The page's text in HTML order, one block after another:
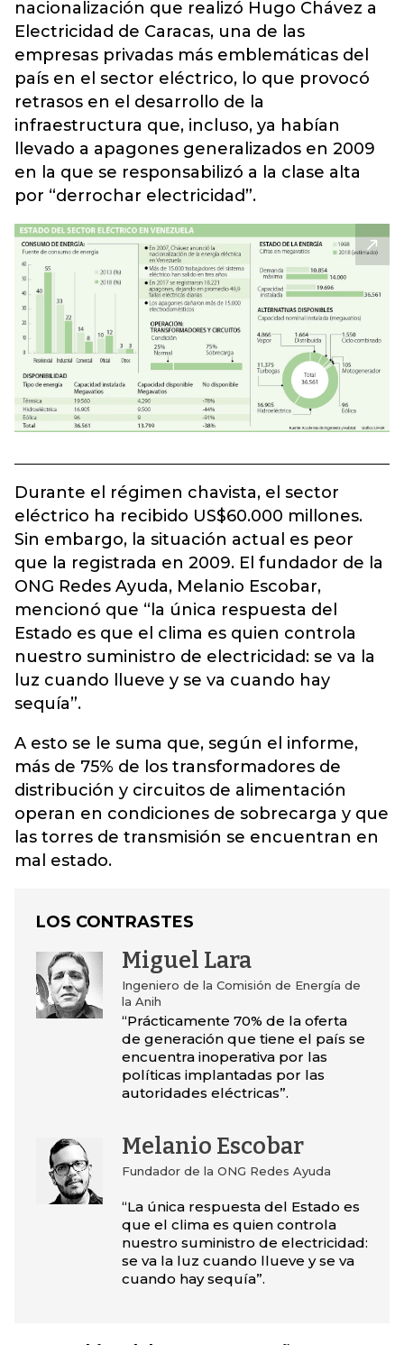
nacionalización que realizó Hugo Chávez a
Electricidad de Caracas, una de las
empresas privadas más emblemáticas del
país en el sector eléctrico, lo que provocó
retrasos en el desarrollo de la
infraestructura que, incluso, ya habían
llevado a apagones generalizados en 2009
en la que se responsabilizó a la clase alta
por “derrochar electricidad”.
Durante el régimen chavista, el sector
eléctrico ha recibido US$60.000 millones.
Sin embargo, la situación actual es peor
que la registrada en 2009. El fundador de la
ONG Redes Ayuda, Melanio Escobar,
mencionó que “la única respuesta del
Estado es que el clima es quien controla
nuestro suministro de electricidad: se va la
luz cuando llueve y se va cuando hay
sequía”.
A esto se le suma que, según el informe,
más de 75% de los transformadores de
distribución y circuitos de alimentación
operan en condiciones de sobrecarga y que
las torres de transmisión se encuentran en
mal estado.
LOS CONTRASTES
Miguel Lara
Ingeniero de la Comisión de Energía de
la Anih
“Prácticamente 70% de la oferta
de generación que tiene el país se
encuentra inoperativa por las
políticas implantadas por las
autoridades eléctricas”.
Melanio Escobar
Fundador de la ONG Redes Ayuda
“La única respuesta del Estado es
que el clima es quien controla
nuestro suministro de electricidad:
se va la luz cuando llueve y se va
cuando hay sequía”.